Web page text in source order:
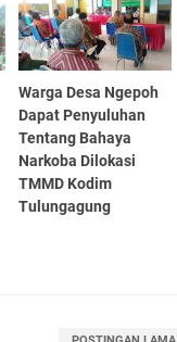
Warga Desa Ngepoh
Dapat Penyuluhan
Tentang Bahaya
Narkoba Dilokasi
TMMD Kodim
Tulungagung